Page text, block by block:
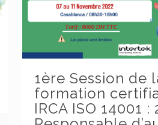
1ère Session de
formation
IRCA ISO 14001 :
Abonnez-vous à la